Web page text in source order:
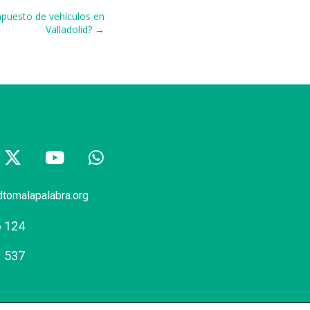
de vehículos en
Valladolid? →
124
537